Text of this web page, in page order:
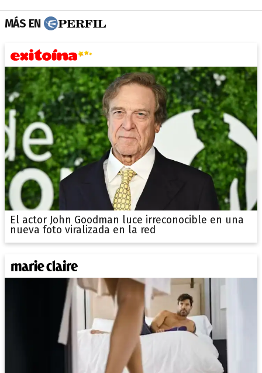
MÁS EN
El actor John Goodman luce irreconocible en una
nueva foto viralizada en la red